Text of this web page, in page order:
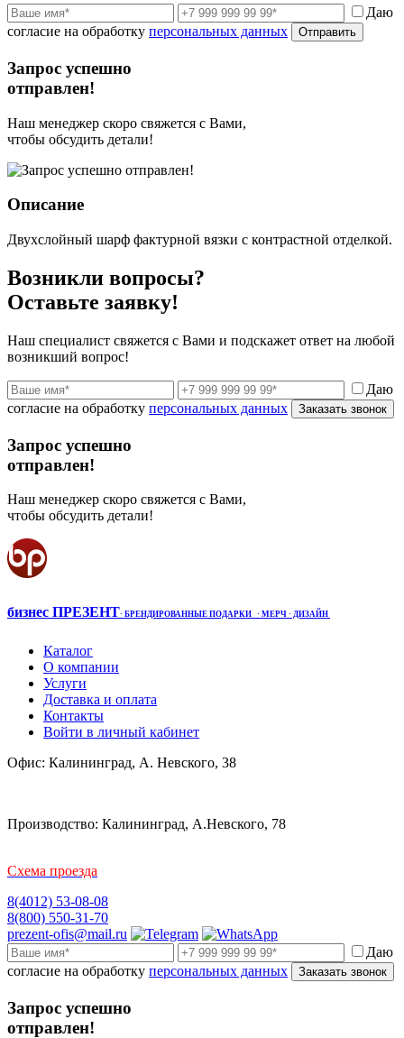
Даю
согласие на обработку персональных данных Отправить
Запрос успешно
отправлен!
Наш менеджер скоро свяжется с Вами,
чтобы обсудить детали!
Описание
Двухслойный шарф фактурной вязки с контрастной отделкой.
Возникли вопросы?
Оставьте заявку!
Наш специалист свяжется с Вами и подскажет ответ на любой
возникший вопрос!
Даю
согласие на обработку персональных данных Заказать звонок
Запрос успешно
отправлен!
Наш менеджер скоро свяжется с Вами,
чтобы обсудить детали!
бизнес ПРЕЗЕНТ· БРЕНДИРОВАННЫЕ ПОДАРКИ · МЕРЧ · ДИЗАЙН
Каталог
О компании
Услуги
Доставка и оплата
Контакты
Войти в личный кабинет
Офис: Калининград, А. Невского, 38
Производство: Калининград, А.Невского, 78
Схема проезда
8(4012) 53-08-08
8(800) 550-31-70
prezent-ofis@mail.ru
Даю
согласие на обработку персональных данных Заказать звонок
Запрос успешно
отправлен!